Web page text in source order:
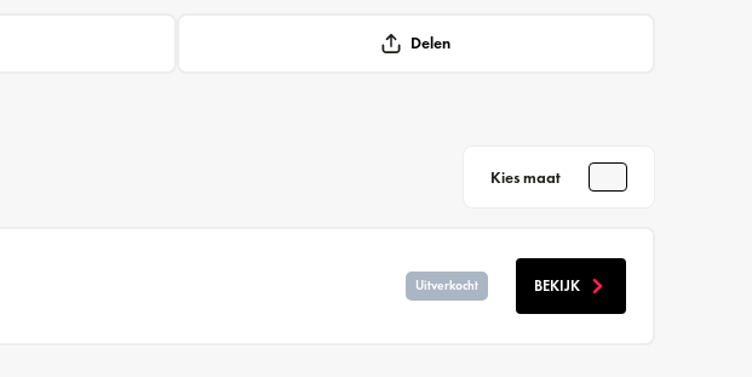
Delen
Kies maat
Uitverkocht BEKIJK